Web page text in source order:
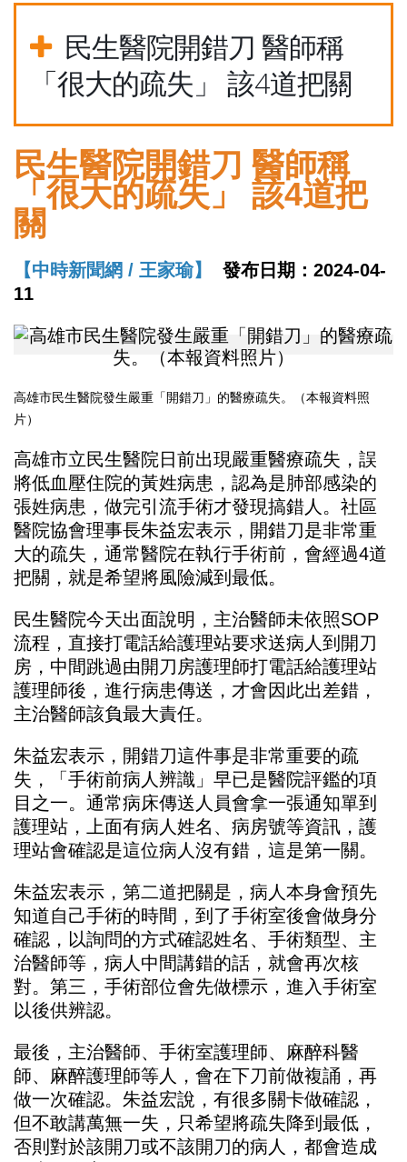
民生醫院開錯刀 醫師稱
「很大的疏失」 該4道把關
民生醫院開錯刀 醫師稱
「很大的疏失」 該4道把
關
【中時新聞網 / 王家瑜】
發布日期：2024-04-
11
高雄市民生醫院發生嚴重「開錯刀」的醫療疏失。（本報資料照
片）
高雄市立民生醫院日前出現嚴重醫療疏失，誤
將低血壓住院的黃姓病患，認為是肺部感染的
張姓病患，做完引流手術才發現搞錯人。社區
醫院協會理事長朱益宏表示，開錯刀是非常重
大的疏失，通常醫院在執行手術前，會經過4道
把關，就是希望將風險減到最低。
民生醫院今天出面說明，主治醫師未依照SOP
流程，直接打電話給護理站要求送病人到開刀
房，中間跳過由開刀房護理師打電話給護理站
護理師後，進行病患傳送，才會因此出差錯，
主治醫師該負最大責任。
朱益宏表示，開錯刀這件事是非常重要的疏
失，「手術前病人辨識」早已是醫院評鑑的項
目之一。通常病床傳送人員會拿一張通知單到
護理站，上面有病人姓名、病房號等資訊，護
理站會確認是這位病人沒有錯，這是第一關。
朱益宏表示，第二道把關是，病人本身會預先
知道自己手術的時間，到了手術室後會做身分
確認，以詢問的方式確認姓名、手術類型、主
治醫師等，病人中間講錯的話，就會再次核
對。第三，手術部位會先做標示，進入手術室
以後供辨認。
最後，主治醫師、手術室護理師、麻醉科醫
師、麻醉護理師等人，會在下刀前做複誦，再
做一次確認。朱益宏說，有很多關卡做確認，
但不敢講萬無一失，只希望將疏失降到最低，
否則對於該開刀或不該開刀的病人，都會造成